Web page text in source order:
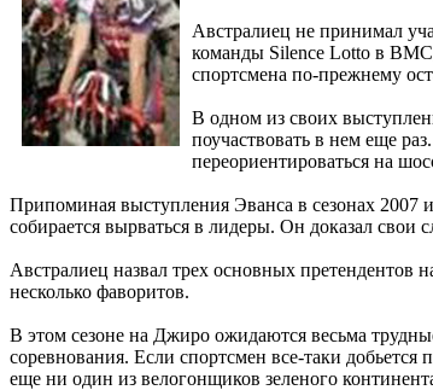
Австралиец не принимал
команды Silence Lotto в ВМС,
спортсмена по-прежнему
В одном из своих
поучаствовать в нем еще
переориентироваться на
Припоминая выступления Эванса в сезонах 2007
собирается вырваться в лидеры. Он доказал свои
Австралиец назвал трех основных
несколько фаворитов.
В этом сезоне на Джиро ожидаются весьма
соревнования. Если спортсмен все-таки
еще ни один из велогонщиков зеленого